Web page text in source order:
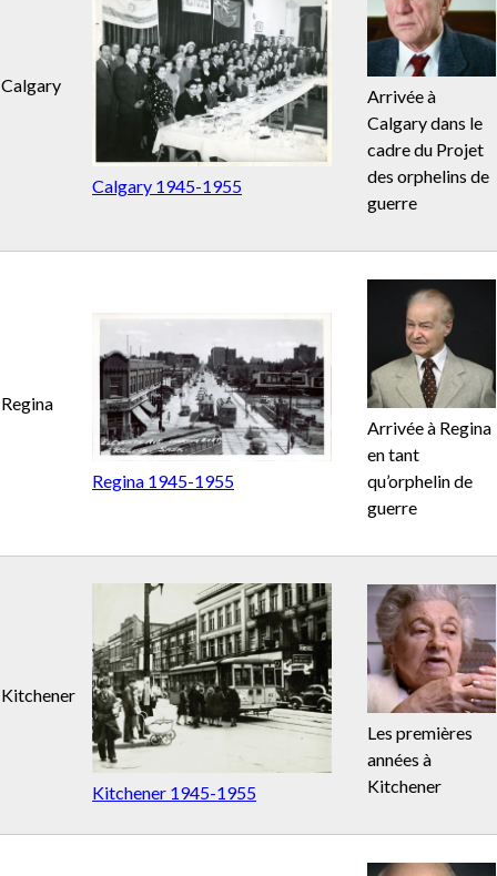
Calgary
Calgary 1945-1955
Arrivée à
Calgary dans le
cadre du Projet
des orphelins de
guerre
Regina
Regina 1945-1955
Arrivée à Regina
en tant
qu’orphelin de
guerre
Kitchener
Kitchener 1945-1955
Les premières
années à
Kitchener